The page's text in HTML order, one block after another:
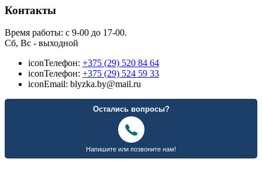
Контакты
Время работы: с 9-00 до 17-00.
Сб, Вс - выходной
iconТелефон: +375 (29) 520 84 64
iconТелефон: +375 (29) 524 59 33
iconEmail: blyzka.by@mail.ru